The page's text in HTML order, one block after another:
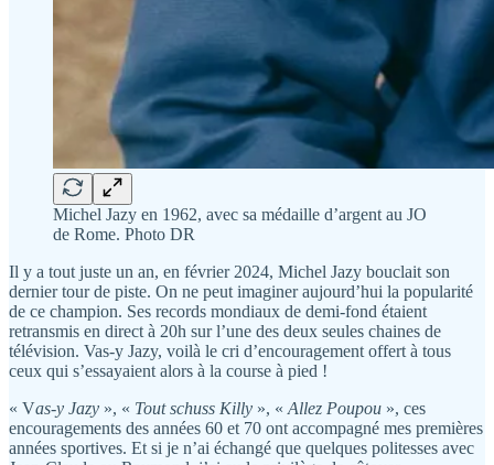
Michel Jazy en 1962, avec sa médaille d’argent au JO
de Rome. Photo DR
Il y a tout juste un an, en février 2024, Michel Jazy bouclait son
dernier tour de piste. On ne peut imaginer aujourd’hui la popularité
de ce champion. Ses records mondiaux de demi-fond étaient
retransmis en direct à 20h sur l’une des deux seules chaines de
télévision. Vas-y Jazy, voilà le cri d’encouragement offert à tous
ceux qui s’essayaient alors à la course à pied !
« Vas-y Jazy », « Tout schuss Killy », « Allez Poupou », ces
encouragements des années 60 et 70 ont accompagné mes premières
années sportives. Et si je n’ai échangé que quelques politesses avec